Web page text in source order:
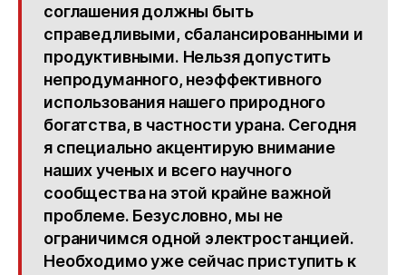
соглашения должны быть
справедливыми, сбалансированными и
продуктивными. Нельзя допустить
непродуманного, неэффективного
использования нашего природного
богатства, в частности урана. Сегодня
я специально акцентирую внимание
наших ученых и всего научного
сообщества на этой крайне важной
проблеме. Безусловно, мы не
ограничимся одной электростанцией.
Необходимо уже сейчас приступить к